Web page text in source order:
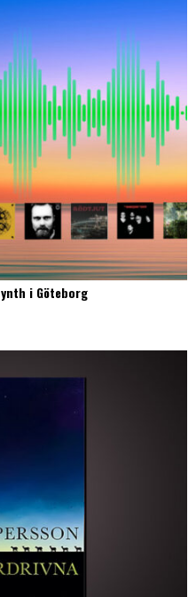
i Göteborg